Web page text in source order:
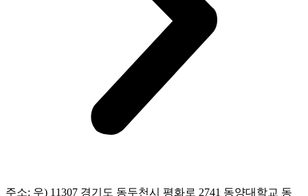
주소: 우) 11307 경기도 동두천시 평화로 2741 동양대학교 동